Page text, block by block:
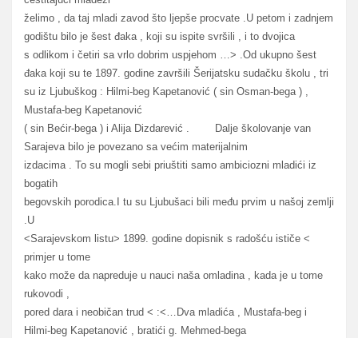
želimo , da taj mladi zavod što ljepše procvate .U petom i zadnjem
godištu bilo je šest đaka , koji su ispite svršili , i to dvojica
s odlikom i četiri sa vrlo dobrim uspjehom …> .Od ukupno šest
đaka koji su te 1897. godine završili Šerijatsku sudačku školu , tri
su iz Ljubuškog : Hilmi-beg Kapetanović ( sin Osman-bega ) ,
Mustafa-beg Kapetanović
( sin Bećir-bega ) i Alija Dizdarević . Dalje školovanje van
Sarajeva bilo je povezano sa većim materijalnim
izdacima . To su mogli sebi priuštiti samo ambiciozni mladići iz
bogatih
begovskih porodica.I tu su Ljubušaci bili među prvim u našoj zemlji
.U
<Sarajevskom listu> 1899. godine dopisnik s radošću ističe <
primjer u tome
kako može da napreduje u nauci naša omladina , kada je u tome
rukovodi ,
pored dara i neobičan trud < :<…Dva mladića , Mustafa-beg i
Hilmi-beg Kapetanović , bratići g. Mehmed-bega